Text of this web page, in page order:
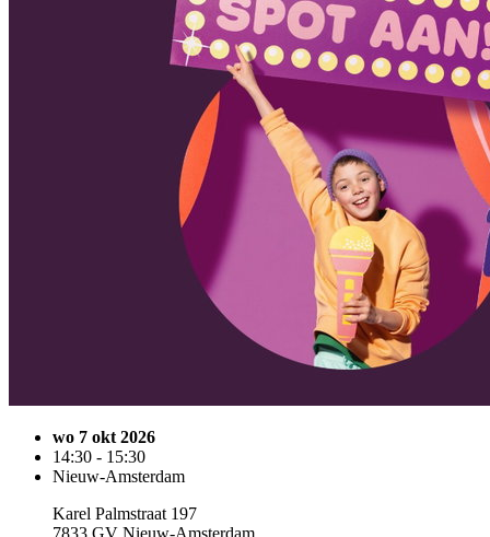
wo 7 okt 2026
14:30 - 15:30
Nieuw-Amsterdam
Karel Palmstraat 197
7833 GV Nieuw-Amsterdam